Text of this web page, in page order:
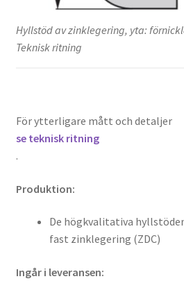
Hyllstöd av zinklegering, yta:
Teknisk ritning
För ytterligare mått och detaljer
se teknisk ritning
.
Produktion:
De högkvalitativa
fast zinklegering (ZDC)
Ingår i leveransen: